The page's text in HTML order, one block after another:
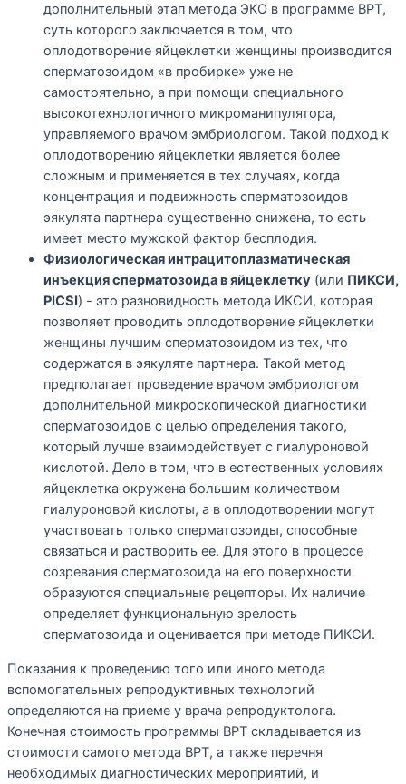
дополнительный этап метода ЭКО в программе ВРТ,
суть которого заключается в том, что
оплодотворение яйцеклетки женщины производится
сперматозоидом «в пробирке» уже не
самостоятельно, а при помощи специального
высокотехнологичного микроманипулятора,
управляемого врачом эмбриологом. Такой подход к
оплодотворению яйцеклетки является более
сложным и применяется в тех случаях, когда
концентрация и подвижность сперматозоидов
эякулята партнера существенно снижена, то есть
имеет место мужской фактор бесплодия.
Физиологическая интрацитоплазматическая
инъекция сперматозоида в яйцеклетку (или ПИКСИ,
PICSI) - это разновидность метода ИКСИ, которая
позволяет проводить оплодотворение яйцеклетки
женщины лучшим сперматозоидом из тех, что
содержатся в эякуляте партнера. Такой метод
предполагает проведение врачом эмбриологом
дополнительной микроскопической диагностики
сперматозоидов с целью определения такого,
который лучше взаимодействует с гиалуроновой
кислотой. Дело в том, что в естественных условиях
яйцеклетка окружена большим количеством
гиалуроновой кислоты, а в оплодотворении могут
участвовать только сперматозоиды, способные
связаться и растворить ее. Для этого в процессе
созревания сперматозоида на его поверхности
образуются специальные рецепторы. Их наличие
определяет функциональную зрелость
сперматозоида и оценивается при методе ПИКСИ.
Показания к проведению того или иного метода
вспомогательных репродуктивных технологий
определяются на приеме у врача репродуктолога.
Конечная стоимость программы ВРТ складывается из
стоимости самого метода ВРТ, а также перечня
необходимых диагностических мероприятий, и